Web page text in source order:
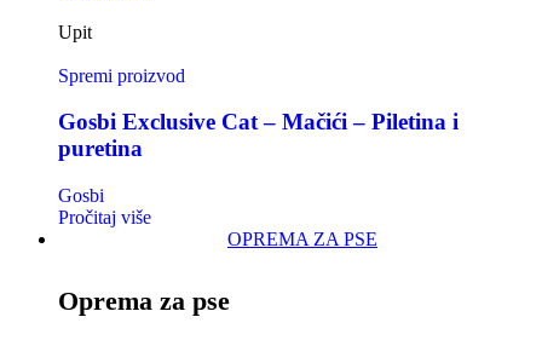
Upit
Spremi proizvod
Gosbi Exclusive Cat – Mačići – Piletina i
puretina
Gosbi
Pročitaj više
OPREMA ZA PSE
Oprema za pse